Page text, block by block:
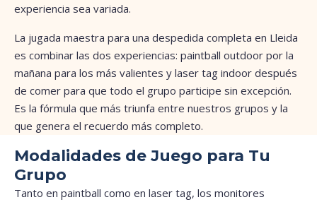
experiencia sea variada.
La jugada maestra para una despedida completa en Lleida
es combinar las dos experiencias: paintball outdoor por la
mañana para los más valientes y laser tag indoor después
de comer para que todo el grupo participe sin excepción.
Es la fórmula que más triunfa entre nuestros grupos y la
que genera el recuerdo más completo.
Modalidades de Juego para Tu
Grupo
Tanto en paintball como en laser tag, los monitores